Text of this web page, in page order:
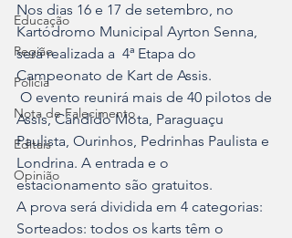
Educação
Região
Polícia
Nota de Falecimento
Editais
Opinião
Nos dias 16 e 17 de setembro, no
Kartódromo Municipal Ayrton Senna,
será realizada a  4ª Etapa do
Campeonato de Kart de Assis.
Assis, Cândido Mota, Paraguaçu
Paulista, Ourinhos, Pedrinhas Paulista e
Londrina. A entrada e o
estacionamento são gratuitos.
A prova será dividida em 4 categorias:
Sorteados: todos os karts têm o